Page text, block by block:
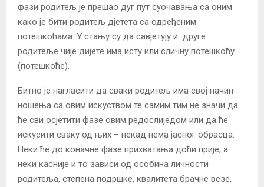
фази родитељ је прешао дуг пут суочавања са оним
како је бити родитељ дјетета са одређеним
потешкоћама. У стању су да савјетују и друге
родитеље чије дијете има исту или сличну потешкоћу
(потешкоће).
Битно је нагласити да сваки родитељ има свој начин
ношења са овим искуством те самим тим не значи да
ће сви осјетити фазе овим редослиједом или да ће
искусити сваку од њих – некад нема јасног обрасца.
Неки ће до коначне фазе прихватања доћи прије, а
неки касније и то зависи од особина личности
родитеља, степена подршке, квалитета брачне везе,